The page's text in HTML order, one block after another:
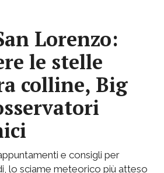
Lorenzo:
le stelle
colline, Big
e consigli per
lo sciame meteorico più atteso